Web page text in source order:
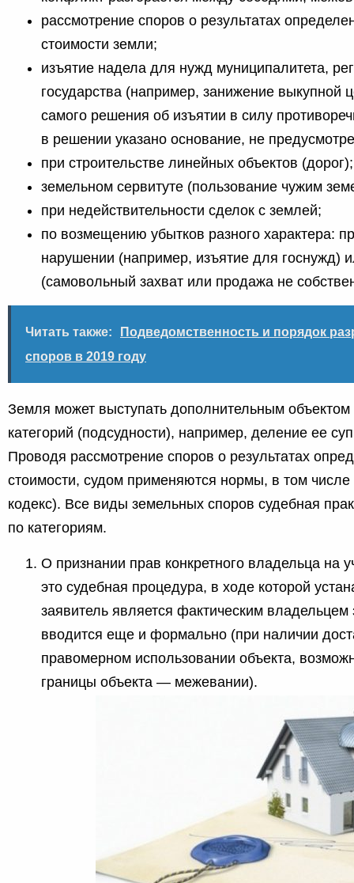
рассмотрение споров о результатах
стоимости земли;
изъятие надела для нужд муниципалитета,
государства (например, занижение выкупной
самого решения об изъятии в силу
в решении указано основание, не
при строительстве линейных объектов (дорог);
земельном сервитуте (пользование чужим
при недействительности сделок с землей;
по возмещению убытков разного характера:
нарушении (например, изъятие для госнужд)
(самовольный захват или продажа не
Читать также:
Подведомственность и порядок
споров в 2019 году
Земля может выступать дополнительным объектом
категорий (подсудности), например, деление ее
Проводя рассмотрение споров о результатах
стоимости, судом применяются нормы, в том
кодекс). Все виды земельных споров судебная
по категориям.
О признании прав конкретного владельца на
это судебная процедура, в ходе которой
заявитель является фактическим владельцем
вводится еще и формально (при наличии
правомерном использовании объекта,
границы объекта — межевании).